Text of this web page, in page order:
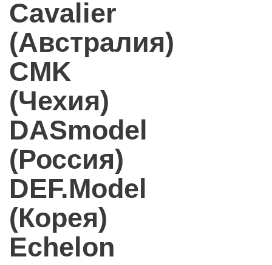
Cavalier
(Австралия)
CMK
(Чехия)
DASmodel
(Россия)
DEF.Model
(Корея)
Echelon